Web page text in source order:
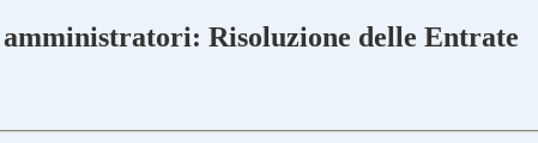
Risoluzione delle Entrate